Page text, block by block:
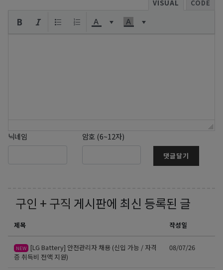
VISUAL CODE
닉네임 암호 (6~12자)
댓글달기
구인 + 구직 게시판에 최신 등록된 글
제목 작성일
NEW
[LG Battery] 안전관리자 채용 (신입 가능 / 자격
증 취득비 전액 지원)
08/07/26